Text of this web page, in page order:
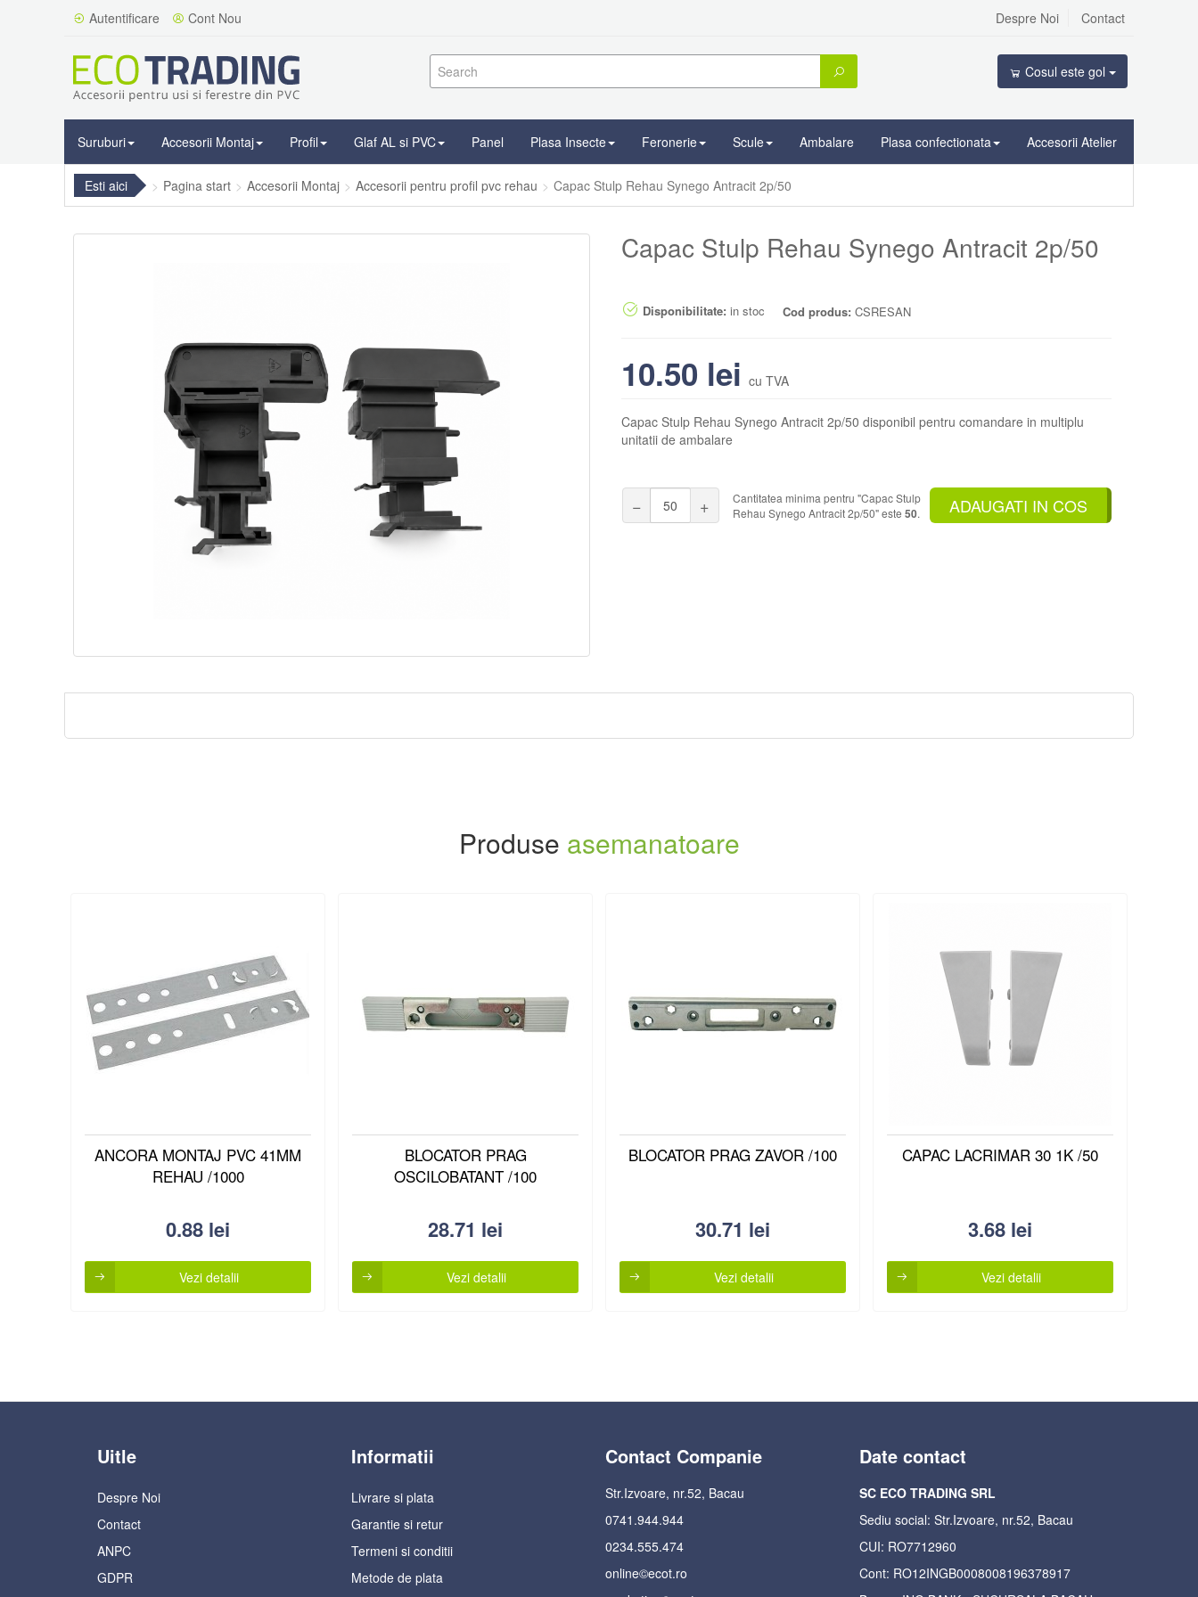
Autentificare Cont Nou Despre Noi Contact
Cosul este gol
Suruburi Accesorii Montaj Profil Glaf AL si PVC Panel Plasa Insecte Feronerie Scule Ambalare Plasa confectionata Accesorii Atelier
Esti aici Pagina start Accesorii Montaj Accesorii pentru profil pvc rehau Capac Stulp Rehau Synego Antracit 2p/50
Capac Stulp Rehau Synego Antracit 2p/50
Disponibilitate: in stoc Cod produs: CSRESAN
10.50 lei cu TVA
Capac Stulp Rehau Synego Antracit 2p/50 disponibil pentru comandare in multiplu
unitatii de ambalare
− +
Cantitatea minima pentru "Capac Stulp
Rehau Synego Antracit 2p/50" este 50. ADAUGATI IN COS
Produse asemanatoare
ANCORA MONTAJ PVC 41MM
REHAU /1000
0.88 lei
Vezi detalii
BLOCATOR PRAG
OSCILOBATANT /100
28.71 lei
Vezi detalii
BLOCATOR PRAG ZAVOR /100
30.71 lei
Vezi detalii
CAPAC LACRIMAR 30 1K /50
3.68 lei
Vezi detalii
Uitle
Despre Noi
Contact
ANPC
GDPR
Informatii
Livrare si plata
Garantie si retur
Termeni si conditii
Metode de plata
Contact Companie
Str.Izvoare, nr.52, Bacau
0741.944.944
0234.555.474
online©ecot.ro
Date contact
SC ECO TRADING SRL
Sediu social: Str.Izvoare, nr.52, Bacau
CUI: RO7712960
Cont: RO12INGB0008008196378917